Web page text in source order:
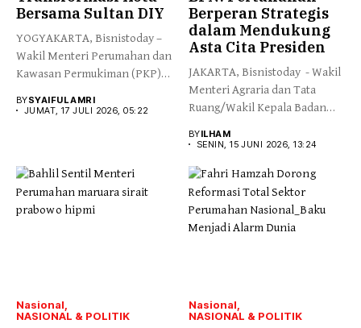
Bersama Sultan DIY
YOGYAKARTA, Bisnistoday –
Wakil Menteri Perumahan dan
Kawasan Permukiman (PKP)
BYSYAIFUL AMRI
JUMAT, 17 JULI 2026, 05:22
Berperan Strategis
dalam Mendukung
Asta Cita Presiden
JAKARTA, Bisnistoday - Wakil
Menteri Agraria dan Tata
Ruang/Wakil Kepala Badan
BYILHAM
SENIN, 15 JUNI 2026, 13:24
Nasional
NASIONAL & POLITIK
Nasional
NASIONAL & POLITIK